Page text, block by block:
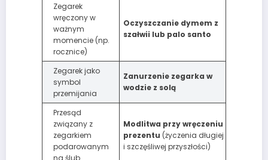
Zegarek
wręczony w
ważnym
momencie (np.
rocznice)
Oczyszczanie dymem z
szałwii lub palo santo
Zegarek jako
symbol
przemijania
Zanurzenie zegarka w
wodzie z solą
Przesąd
związany z
zegarkiem
podarowanym
na ślub
Modlitwa przy wręczeniu
prezentu (życzenia długiej
i szczęśliwej przyszłości)